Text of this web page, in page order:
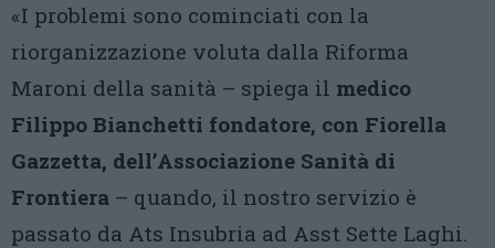
«I problemi sono cominciati con la
riorganizzazione voluta dalla Riforma
Maroni della sanità – spiega il medico
Filippo Bianchetti fondatore, con Fiorella
Gazzetta, dell’Associazione Sanità di
Frontiera – quando, il nostro servizio è
passato da Ats Insubria ad Asst Sette Laghi.